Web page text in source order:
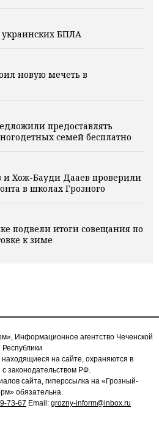
украинских БПЛА
новую мечеть в
предоставлять
семей бесплатно
Хож-Бауди Дааев проверили
в школах Грозного
подвели итоги совещания по
к зиме
Информационное агентство Чеченской
Республики
на сайте, охраняются в
с законодательством РФ.
сайта, гиперссылка на «Грозный-
обязательна.
73-67 Email: grozny-inform@inbox.ru